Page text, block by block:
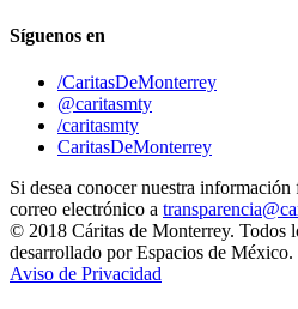
Síguenos en
/CaritasDeMonterrey
@caritasmty
/caritasmty
CaritasDeMonterrey
Si desea conocer nuestra
correo electrónico a
© 2018 Cáritas de Monterrey. Todos
desarrollado por Espacios de México.
Aviso de Privacidad